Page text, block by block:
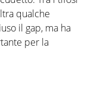
qualche
il gap, ma ha
per la